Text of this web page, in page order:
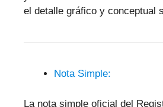
el detalle gráfico y conceptual
Nota Simple:
La nota simple oficial del